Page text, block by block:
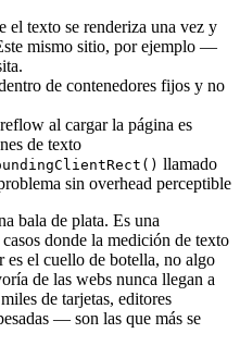
el texto se renderiza una vez y
mismo sitio, por ejemplo —
de contenedores fijos y no
al cargar la página es
de texto
llamado
sin overhead perceptible
bala de plata. Es una
donde la medición de texto
el cuello de botella, no algo
de las webs nunca llegan a
de tarjetas, editores
— son las que más se